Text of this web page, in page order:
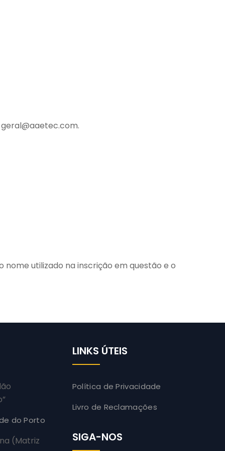
geral@aaetec.com.
nome utilizado na inscrição em questão e o
do Porto
(Matriz
LINKS ÚTEIS
Política de Privacidade
Livro de Reclamações
SIGA-NOS